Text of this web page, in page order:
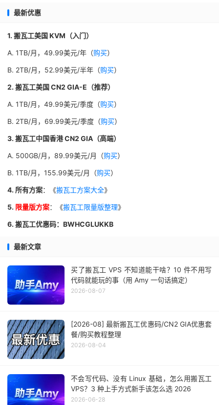
最新优惠
1. 搬瓦工美国 KVM（入门）
A. 1TB/月，49.99美元/年（购买）
B. 2TB/月，52.99美元/半年（购买）
2. 搬瓦工美国 CN2 GIA-E（推荐）
A. 1TB/月，49.99美元/季度（购买）
B. 2TB/月，69.99美元/季度（购买）
3. 搬瓦工中国香港 CN2 GIA（高端）
A. 500GB/月，89.99美元/月（购买）
B. 1TB/月，155.99美元/月（购买）
4. 所有方案：《搬瓦工方案大全》
5. 限量版方案：《搬瓦工限量版整理》
6. 搬瓦工优惠码：BWHCGLUKKB
最新文章
买了搬瓦工 VPS 不知道能干啥？10 件不用写
代码就能玩的事（用 Amy 一句话搞定）
2026-08-07
[2026-08] 最新搬瓦工优惠码/CN2 GIA优惠套
餐/购买教程整理
2026-08-04
不会写代码、没有 Linux 基础，怎么用搬瓦工
VPS？3 种上手方式新手该怎么选 2026
2026-06-28